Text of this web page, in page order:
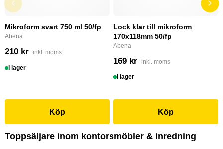
Mikroform svart 750 ml 50/fp
Abena
210 kr inkl. moms
I lager
Köp
Lock klar till mikroform
170x118mm 50/fp
Abena
169 kr inkl. moms
I lager
Köp
Toppsäljare inom kontorsmöbler & inredning